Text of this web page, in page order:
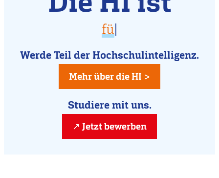
Flensburg
kreativ
für D
Werde Teil der Hochschulintelligenz.
Mehr über die HI >
Studiere mit uns.
Jetzt bewerben